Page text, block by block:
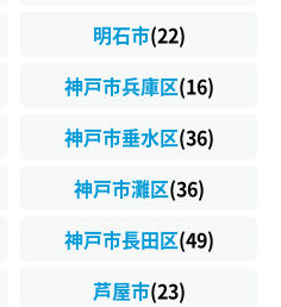
明石市(22)
神戸市兵庫区(16)
神戸市垂水区(36)
神戸市灘区(36)
神戸市長田区(49)
芦屋市(23)